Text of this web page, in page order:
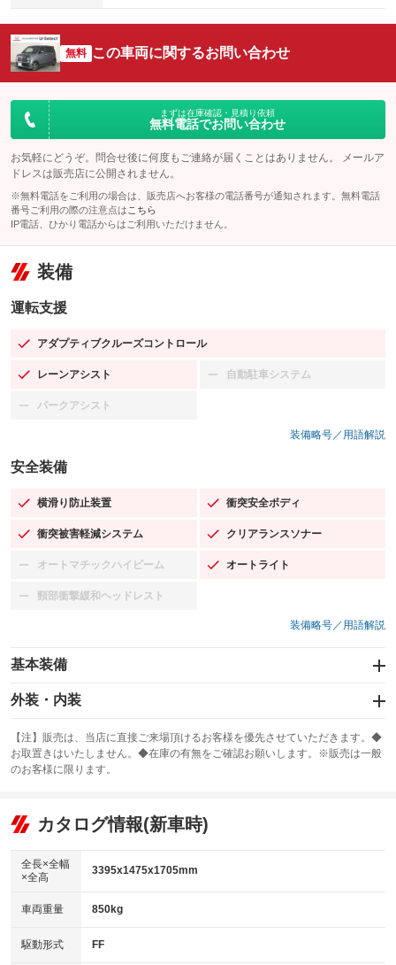
無料 この車両に関するお問い合わせ
まずは在庫確認・見積り依頼
無料電話でお問い合わせ
お気軽にどうぞ。問合せ後に何度もご連絡が届くことはありません。 メールア
ドレスは販売店に公開されません。
※無料電話をご利用の場合は、販売店へお客様の電話番号が通知されます。無料電話
番号ご利用の際の注意点は こちら
IP電話、ひかり電話からはご利用いただけません。
装備
運転支援
アダプティブクルーズコントロール
：装備あり
レーンアシスト
：装備あり 自動駐車システム
：装備なし
パークアシスト
：装備なし
装備略号／用語解説
安全装備
横滑り防止装置
：装備あり 衝突安全ボディ
：装備あり
衝突被害軽減システム
：装備あり クリアランスソナー
：装備あり
オートマチックハイビーム
：装備なし オートライト
：装備あり
頸部衝撃緩和ヘッドレスト
：装備なし
装備略号／用語解説
基本装備
エアバッグ：運転席/助手席/サイド
：装備あり
：装備なし
サンルーフ
：装備なし ABS
リフトアップ
：装備なし
：装備なし
パワーウィンドウ
アイドリングストップ
：装備なし
USB入力端子
：装備あり
外装・内装
カーナビ：メモリーナビ他
：装備あり
TV：フルセグ
：装備あり
ビジュアル：-／DVD再生
：装備あり
アルミホイール：アルミホイール
：装備あり
HID(キセノンライト)
【注】販売は、当店に直接ご来場頂けるお客様を優先させていただきます。◆
お取置きはいたしません。◆在庫の有無をご確認お願いします。※販売は一般
のお客様に限ります。
カタログ情報(新車時)
全長×全幅
×全高
3395x1475x1705mm
車両重量 850kg
駆動形式 FF